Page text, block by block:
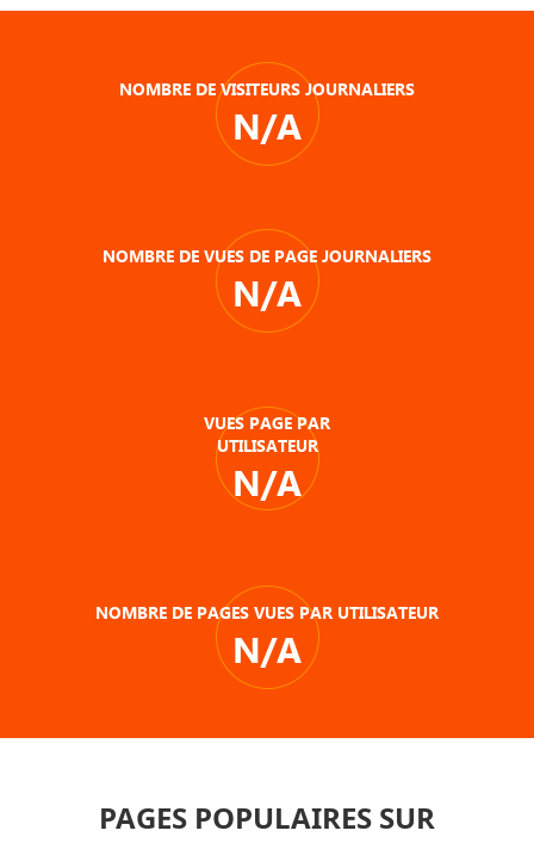
NOMBRE DE VISITEURS JOURNALIERS
N/A
NOMBRE DE VUES DE PAGE JOURNALIERS
N/A
VUES PAGE PAR
UTILISATEUR
N/A
NOMBRE DE PAGES VUES PAR UTILISATEUR
N/A
PAGES POPULAIRES SUR